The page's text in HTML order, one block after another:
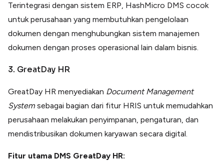
Terintegrasi dengan sistem ERP, HashMicro DMS cocok
untuk perusahaan yang membutuhkan pengelolaan
dokumen dengan menghubungkan sistem manajemen
dokumen dengan proses operasional lain dalam bisnis.
3. GreatDay HR
GreatDay HR menyediakan Document Management
System sebagai bagian dari fitur HRIS untuk memudahkan
perusahaan melakukan penyimpanan, pengaturan, dan
mendistribusikan dokumen karyawan secara digital.
Fitur utama DMS GreatDay HR: